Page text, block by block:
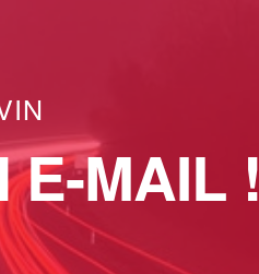
E-MAIL !